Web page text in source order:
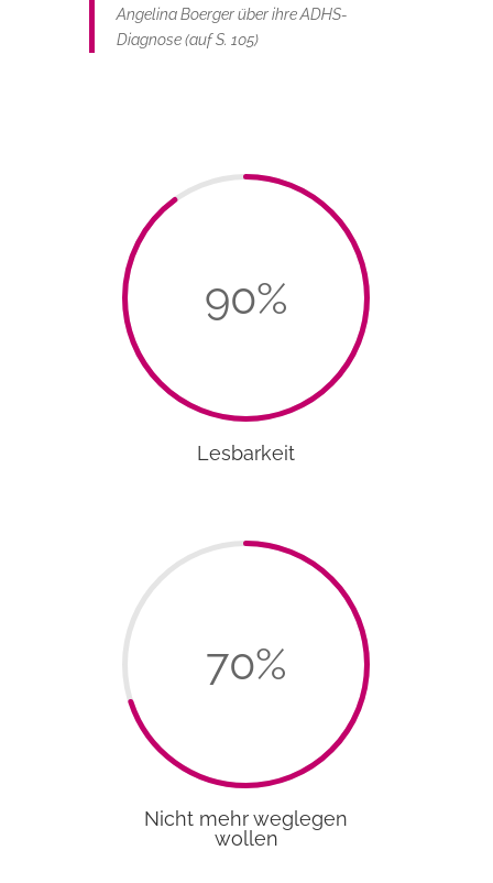
Angelina Boerger über ihre ADHS-
Diagnose (auf S. 105)
90%
Lesbarkeit
70%
Nicht mehr weglegen
wollen